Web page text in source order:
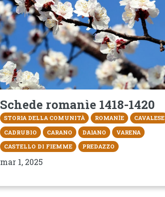
Schede romanìe 1418-1420
STORIA DELLA COMUNITÀ ROMANÌE
CAVALESE
CADRUBIO
CARANO DAIANO
VARENA
CASTELLO DI FIEMME
PREDAZZO
mar 1, 2025